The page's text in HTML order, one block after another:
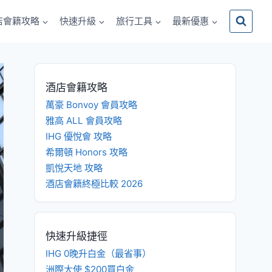
會籍攻略 快速升級 旅行工具 最新優惠
酒店會籍攻略
萬豪 Bonvoy 會員攻略
雅高 ALL 會員攻略
IHG 優悅會 攻略
希爾頓 Honors 攻略
凱悅天地 攻略
酒店會籍終極比較 2026
快速升級捷徑
IHG 0晚升白金（最省事）
洲際大使 $200買白金